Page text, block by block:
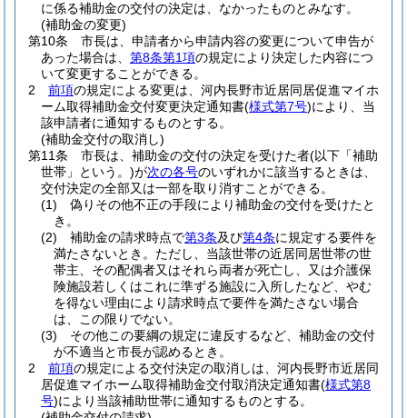
に係る補助金の交付の決定は、なかったものとみなす。
(補助金の変更)
第10条
市長は、申請者から申請内容の変更について申告が
あった場合は、 第8条第1項の規定により決定した内容につ
いて変更することができる。
2
前項の規定による変更は、河内長野市近居同居促進マイホ
ーム取得補助金交付変更決定通知書(様式第7号)により、当
該申請者に通知するものとする。
(補助金交付の取消し)
第11条
市長は、補助金の交付の決定を受けた者(以下「補助
世帯」という。)が次の各号のいずれかに該当するときは、
交付決定の全部又は一部を取り消すことができる。
(1)
偽りその他不正の手段により補助金の交付を受けたと
き。
(2)
補助金の請求時点で第3条及び第4条に規定する要件を
満たさないとき。 ただし、当該世帯の近居同居世帯の世
帯主、その配偶者又はそれら両者が死亡し、又は介護保
険施設若しくはこれに準ずる施設に入所したなど、やむ
を得ない理由により請求時点で要件を満たさない場合
は、この限りでない。
(3)
その他この要綱の規定に違反するなど、補助金の交付
が不適当と市長が認めるとき。
2
前項の規定による交付決定の取消しは、河内長野市近居同
居促進マイホーム取得補助金交付取消決定通知書(様式第8
号)により当該補助世帯に通知するものとする。